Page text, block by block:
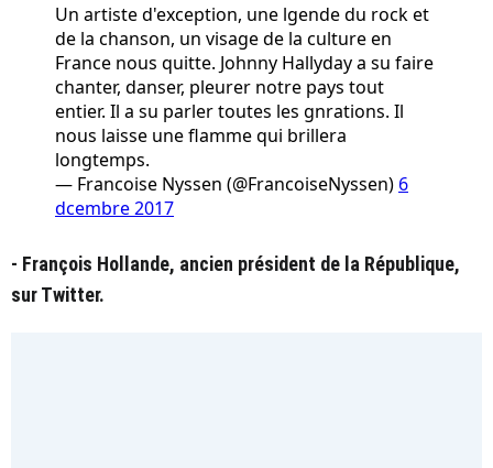
Un artiste d'exception, une lgende du rock et
de la chanson, un visage de la culture en
France nous quitte. Johnny Hallyday a su faire
chanter, danser, pleurer notre pays tout
entier. Il a su parler toutes les gnrations. Il
nous laisse une flamme qui brillera
longtemps.
— Francoise Nyssen (@FrancoiseNyssen) 6
dcembre 2017
- François Hollande, ancien président de la République,
sur Twitter.